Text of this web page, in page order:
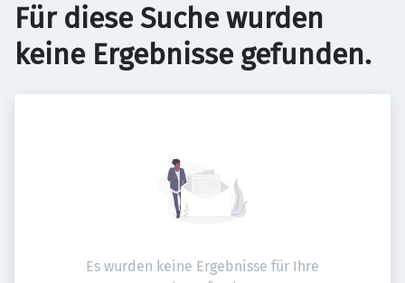
Für diese Suche wurden
keine Ergebnisse gefunden.
Es wurden keine Ergebnisse für Ihre